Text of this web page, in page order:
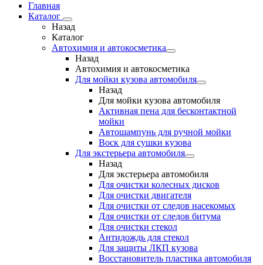
Главная
Каталог
Назад
Каталог
Автохимия и автокосметика
Назад
Автохимия и автокосметика
Для мойки кузова автомобиля
Назад
Для мойки кузова автомобиля
Активная пена для бесконтактной
мойки
Автошампунь для ручной мойки
Воск для сушки кузова
Для экстерьера автомобиля
Назад
Для экстерьера автомобиля
Для очистки колесных дисков
Для очистки двигателя
Для очистки от следов насекомых
Для очистки от следов битума
Для очистки стекол
Антидождь для стекол
Для защиты ЛКП кузова
Восстановитель пластика автомобиля